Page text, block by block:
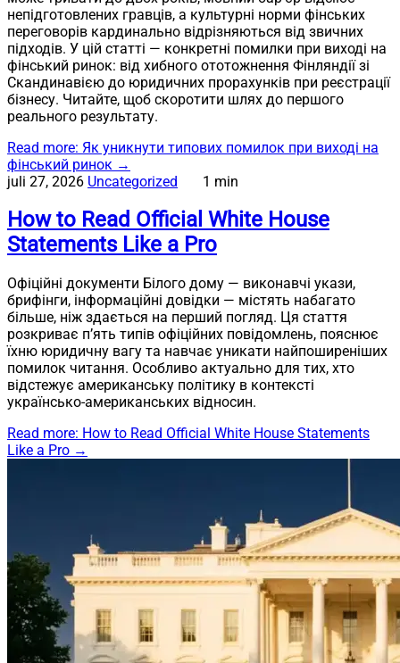
непідготовлених гравців, а культурні норми фінських
переговорів кардинально відрізняються від звичних
підходів. У цій статті — конкретні помилки при виході на
фінський ринок: від хибного ототожнення Фінляндії зі
Скандинавією до юридичних прорахунків при реєстрації
бізнесу. Читайте, щоб скоротити шлях до першого
реального результату.
Read more: Як уникнути типових помилок при виході на
фінський ринок →
juli 27, 2026 Uncategorized 1 min
How to Read Official White House
Statements Like a Pro
Офіційні документи Білого дому — виконавчі укази,
брифінги, інформаційні довідки — містять набагато
більше, ніж здається на перший погляд. Ця стаття
розкриває п’ять типів офіційних повідомлень, пояснює
їхню юридичну вагу та навчає уникати найпоширеніших
помилок читання. Особливо актуально для тих, хто
відстежує американську політику в контексті
українсько-американських відносин.
Read more: How to Read Official White House Statements
Like a Pro →